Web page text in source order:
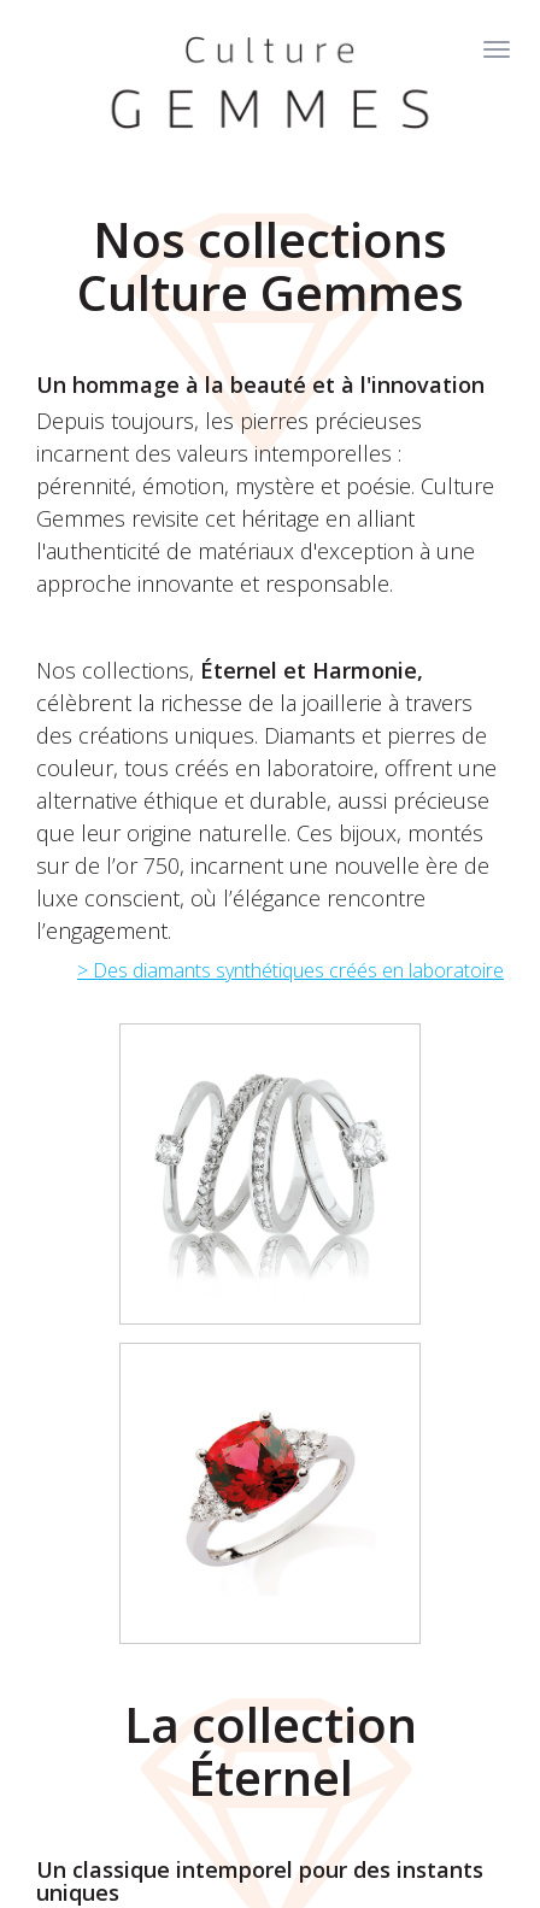
Nos collections
Culture Gemmes
Un hommage à la beauté et à l'innovation
Depuis toujours, les pierres précieuses
incarnent des valeurs intemporelles :
pérennité, émotion, mystère et poésie. Culture
Gemmes revisite cet héritage en alliant
l'authenticité de matériaux d'exception à une
approche innovante et responsable.
Nos collections, Éternel et Harmonie,
célèbrent la richesse de la joaillerie à travers
des créations uniques. Diamants et pierres de
couleur, tous créés en laboratoire, offrent une
alternative éthique et durable, aussi précieuse
que leur origine naturelle. Ces bijoux, montés
sur de l’or 750, incarnent une nouvelle ère de
luxe conscient, où l’élégance rencontre
l’engagement.
> Des diamants synthétiques créés en laboratoire
La collection
Éternel
Un classique intemporel pour des instants
uniques